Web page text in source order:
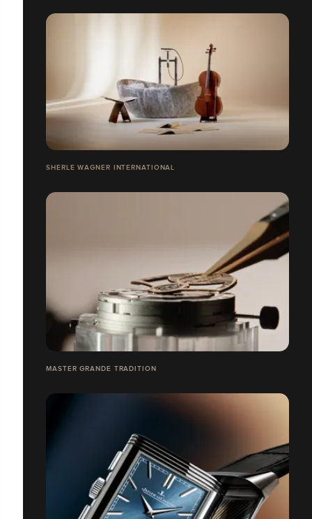
SHERLE WAGNER INTERNATIONAL
MASTER GRANDE TRADITION